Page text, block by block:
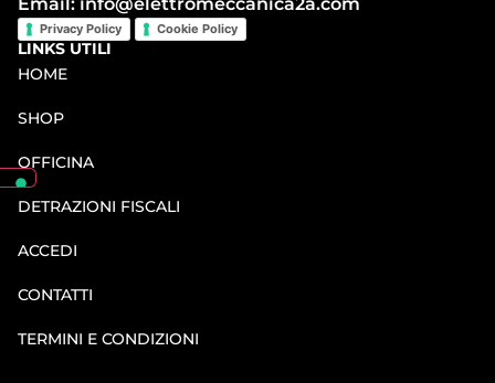
Privacy Policy Cookie Policy
LINKS UTILI
HOME
SHOP
OFFICINA
DETRAZIONI FISCALI
ACCEDI
CONTATTI
TERMINI E CONDIZIONI